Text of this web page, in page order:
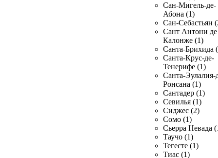
Сан-Мигель-де-
Абона (1)
Сан-Себастьян
Сант Антони де
Калонже (1)
Санта-Брихида
Санта-Крус-де-
Тенерифе (1)
Санта-Эулалия-
Ронсана (1)
Сантадер (1)
Севилья (1)
Сиджес (2)
Сомо (1)
Сьерра Невада
Таучо (1)
Тегесте (1)
Тиас (1)